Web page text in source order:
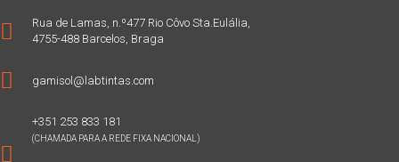
Rua de Lamas, n.º477 Rio Côvo Sta.Eulália,
4755-488 Barcelos, Braga
gamisol@labtintas.com
+351 253 833 181
(CHAMADA PARA A REDE FIXA NACIONAL)